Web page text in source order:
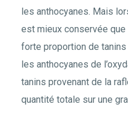
les anthocyanes. Mais
est mieux conservée que
forte proportion de
les anthocyanes de
tanins provenant de la
quantité totale sur une